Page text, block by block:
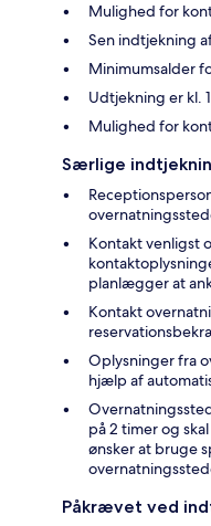
Mulighed for
Sen indtjekning
Minimumsalder
Udtjekning er kl.
Mulighed for
Særlige
Kontakt venligst
planlægger at
Kontakt
Oplysninger fra
hjælp af
på 2 timer og
ønsker at bruge
Påkrævet ved